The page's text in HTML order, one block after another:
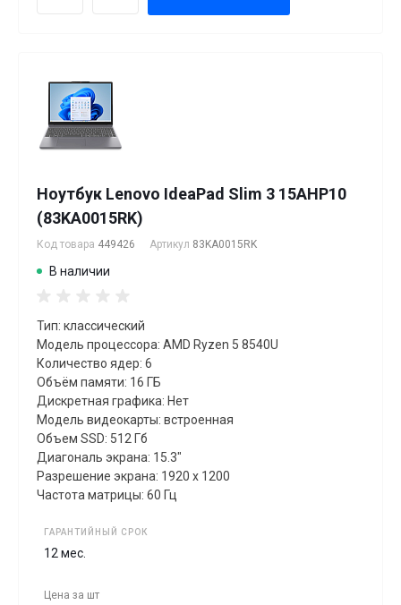
Ноутбук Lenovo IdeaPad Slim 3 15AHP10
(83KA0015RK)
Код товара 449426 Артикул 83KA0015RK
В наличии
Тип: классический
Модель процессора: AMD Ryzen 5 8540U
Количество ядер: 6
Объём памяти: 16 ГБ
Дискретная графика: Нет
Модель видеокарты: встроенная
Объем SSD: 512 Гб
Диагональ экрана: 15.3"
Разрешение экрана: 1920 x 1200
Частота матрицы: 60 Гц
ГАРАНТИЙНЫЙ СРОК
12 мес.
Цена за шт